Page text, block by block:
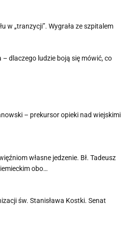
w „tranzycji”. Wygrała ze szpitalem
– dlaczego ludzie boją się mówić, co
– prekursor opieki nad wiejskimi
własne jedzenie. Bł. Tadeusz
obo…
św. Stanisława Kostki. Senat